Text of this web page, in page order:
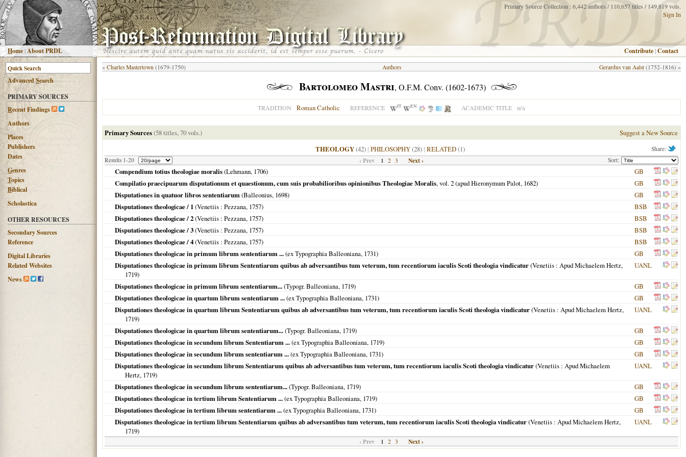
Home |About PRDL
Primary Source Collection : 6,442 authors / 110,657 titles / 149,819 vols.
Sign In
Contribute |Contact
AdvancedSearch
PRIMARY SOURCES
Recent Findings
Authors
Places
Publishers
Dates
Genres
Topics
Biblical
Scholastica
OTHER RESOURCES
Secondary Sources
Reference
Digital Libraries
Related Websites
News
« Charles Mastertown (1679-1750) Gerardus van Aalst (1752-1816) »
Authors
Bartolomeo Mastri, O.F.M. Conv. (1602-1673)
TRADITION Roman Catholic REFERENCE IT EN ACADEMIC TITLE n/a
Primary Sources(58 titles, 70 vols.) Suggest a New Source
Share:
THEOLOGY(42) | PHILOSOPHY(28) | RELATED(1)
Results 1-20 Sort:
‹ Prev 1 2 3 Next ›
Compendium totius theologiae moralis(Lehmann, 1706)
GB
Compilatio praecipuarum disputationum et quaestionum, cum suis probabilioribus opinionibus Theologiae Moralis, vol. 2 (apud Hieronymum Palot, 1682)
GB
Disputationes in quatuor libros sententiarum(Balleonius, 1698)
GB
Disputationes theologicae / 1(Venetiis : Pezzana, 1757)
BSB
Disputationes theologicae / 2(Venetiis : Pezzana, 1757)
BSB
Disputationes theologicae / 3(Venetiis : Pezzana, 1757)
BSB
Disputationes theologicae / 4(Venetiis : Pezzana, 1757)
BSB
Disputationes theologicae in primum librum sententiarum ...(ex Typographia Balleoniana, 1731)
GB
Disputationes theologicae in primum librum Sententiarum quibus ab adversantibus tum veterum, tum recentiorum iaculis Scoti theologia vindicatur(Venetiis : Apud Michaelem Hertz,
1719)
UANL
Disputationes theologicae in primum librum sententiarum...(Typogr. Balleoniana, 1719)
GB
Disputationes theologicae in quartum librum sententiarum ...(ex Typographia Balleoniana, 1731)
GB
Disputationes theologicae in quartum librum Sententiarum quibus ab adversantibus tum veterum, tum recentiorum iaculis Scoti theologia vindicatur(Venetiis : Apud Michaelem Hertz,
1719)
UANL
Disputationes theologicae in quartum librum sententiarum...(Typogr. Balleoniana, 1719)
GB
Disputationes theologicae in secundum librum Sententiarum ...(ex Typographia Balleoniana, 1719)
GB
Disputationes theologicae in secundum librum sententiarum ...(ex Typographia Balleoniana, 1731)
GB
Disputationes theologicae in secundum librum Sententiarum quibus ab adversantibus tum veterum, tum recentiorum iaculis Scoti theologia vindicatur(Venetiis : Apud Michaelem
Hertz, 1719)
UANL
Disputationes theologicae in secundum librum sententiarum...(Typogr. Balleoniana, 1719)
GB
Disputationes theologicae in tertium librum Sententiarum ...(ex Typographia Balleoniana, 1719)
GB
Disputationes theologicae in tertium librum sententiarum ...(ex Typographia Balleoniana, 1731)
GB
Disputationes theologicae in tertium librum Sententiarum quibus ab adversantibus tum veterum, tum recentiorum iaculis Scoti theologia vindicatur(Venetiis : Apud Michaelem Hertz,
1719)
UANL
‹ Prev 1 2 3 Next ›